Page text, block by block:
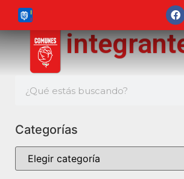
Categorías